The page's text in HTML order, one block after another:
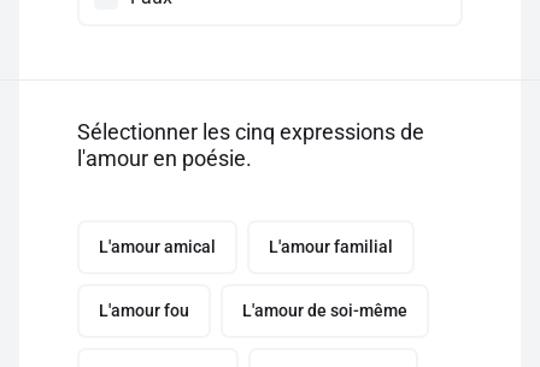
Sélectionner les cinq expressions de
l'amour en poésie.
L'amour amical L'amour familial
L'amour fou L'amour de soi-même